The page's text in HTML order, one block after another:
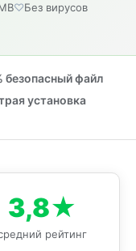
Без вирусов
безопасный файл
установка
3,8★
рейтинг